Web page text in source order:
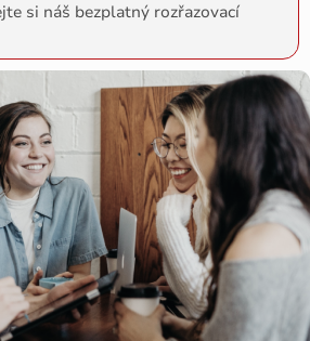
si náš bezplatný rozřazovací